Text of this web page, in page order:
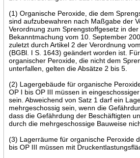
(1) Organische Peroxide, die dem
sind aufzubewahren nach Maßgabe der
Verordnung zum Sprengstoffgesetz in
Bekanntmachung vom 10. September
zuletzt durch Artikel 2 der Verordnung
(BGBl. I S. 1643) geändert worden ist.
organischer Peroxide, die nicht dem
unterfallen, gelten die Absätze 2 bis 5.
(2) Lagergebäude für organische
OP I bis OP III müssen in
sein. Abweichend von Satz 1 darf ein
mehrgeschossig sein, wenn die
dass die Gefährdung der Beschäftigten
durch die mehrgeschossige Bauweise
(3) Lagerräume für organische Peroxide
bis OP III müssen mit